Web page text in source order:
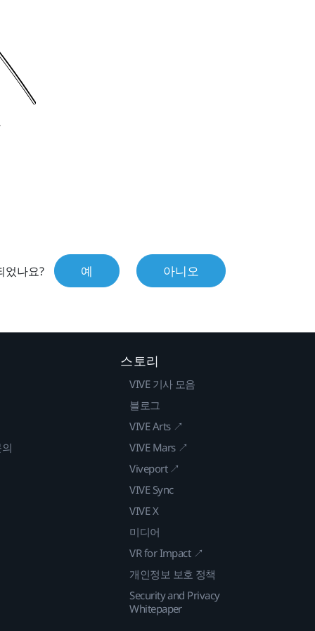
었나요? 예 아니오
스토리
VIVE 기사 모음
블로그
VIVE Arts ↗
VIVE Mars ↗
Viveport ↗
VIVE Sync
VIVE X
미디어
VR for Impact ↗
개인정보 보호 정책
Security and Privacy
Whitepaper